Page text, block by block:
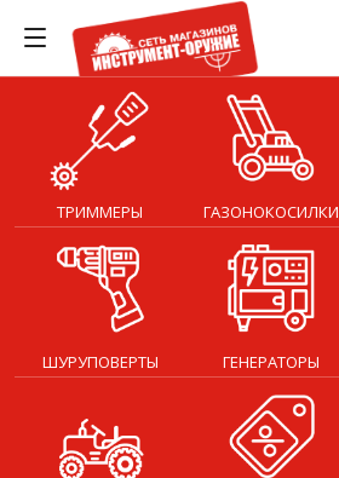
ТРИММЕРЫ ГАЗОНОКОСИЛКИ
ШУРУПОВЕРТЫ ГЕНЕРАТОРЫ